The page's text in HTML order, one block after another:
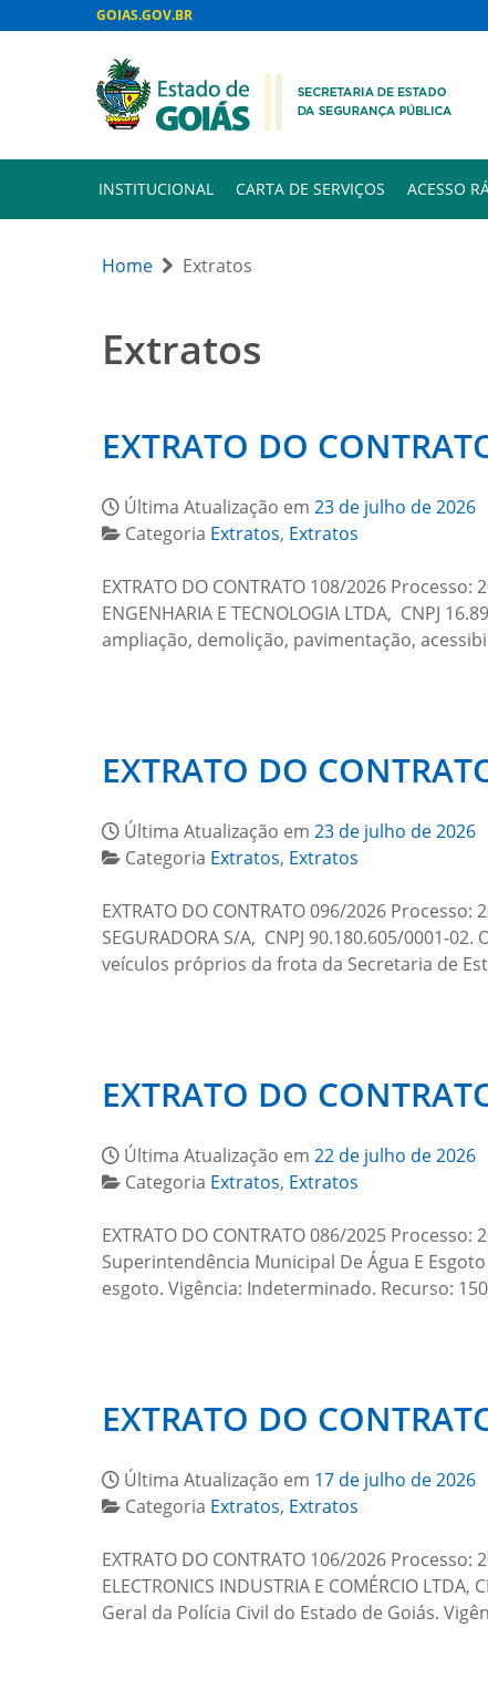
GOIAS.GOV.BR
INSTITUCIONAL CARTA DE SERVIÇOS ACESSO
Home Extratos
Extratos
EXTRATO DO
Última Atualização em 23 de julho de 2026
Categoria Extratos, Extratos
EXTRATO DO CONTRATO 108/2026
ENGENHARIA E TECNOLOGIA LTDA, CNPJ
ampliação, demolição, pavimentação,
EXTRATO DO
Última Atualização em 23 de julho de 2026
Categoria Extratos, Extratos
EXTRATO DO CONTRATO 096/2026
SEGURADORA S/A, CNPJ 90.180.605/0001-
veículos próprios da frota da Secretaria de
EXTRATO DO
Última Atualização em 22 de julho de 2026
Categoria Extratos, Extratos
EXTRATO DO CONTRATO 086/2025
Superintendência Municipal De Água E
esgoto. Vigência: Indeterminado. Recurso:
EXTRATO DO
Última Atualização em 17 de julho de 2026
Categoria Extratos, Extratos
EXTRATO DO CONTRATO 106/2026
ELECTRONICS INDUSTRIA E COMÉRCIO
Geral da Polícia Civil do Estado de Goiás.